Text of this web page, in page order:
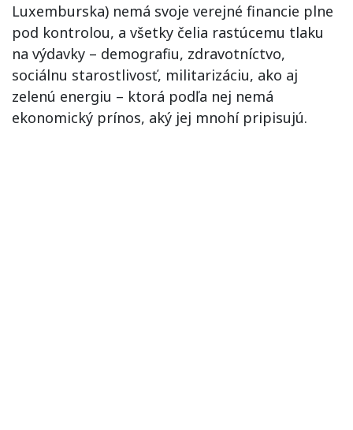
Luxemburska) nemá svoje verejné financie plne
pod kontrolou, a všetky čelia rastúcemu tlaku
na výdavky – demografiu, zdravotníctvo,
sociálnu starostlivosť, militarizáciu, ako aj
zelenú energiu – ktorá podľa nej nemá
ekonomický prínos, aký jej mnohí pripisujú.